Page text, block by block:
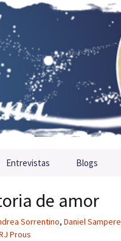
Entrevistas Blogs
de amor
Sorrentino, Daniel Sampere
Prous